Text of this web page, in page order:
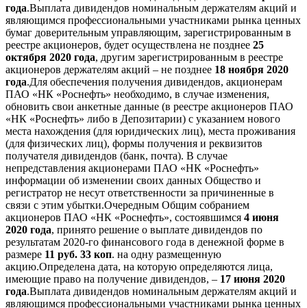
года.Выплата дивидендов номинальным держателям акций и
являющимся профессиональными участниками рынка ценных
бумаг доверительным управляющим, зарегистрированным в
реестре акционеров, будет осуществлена не позднее 25
октября 2020 года, другим зарегистрированным в реестре
акционеров держателям акций – не позднее 18 ноября 2020
года.Для обеспечения получения дивидендов, акционерам
ПАО «НК «Роснефть» необходимо, в случае изменения,
обновить свои анкетные данные (в реестре акционеров ПАО
«НК «Роснефть» либо в Депозитарии) с указанием нового
места нахождения (для юридических лиц), места проживания
(для физических лиц), формы получения и реквизитов
получателя дивидендов (банк, почта). В случае
непредставления акционерами ПАО «НК «Роснефть»
информации об изменении своих данных Общество и
регистратор не несут ответственности за причиненные в
связи с этим убытки.Очередным Общим собранием
акционеров ПАО «НК «Роснефть», состоявшимся 4 июня
2020 года, принято решение о выплате дивидендов по
результатам 2020-го финансового года в денежной форме в
размере 11 руб. 33 коп. на одну размещенную
акцию.Определена дата, на которую определяются лица,
имеющие право на получение дивидендов, – 17 июня 2020
года.Выплата дивидендов номинальным держателям акций и
являющимся профессиональными участниками рынка ценных